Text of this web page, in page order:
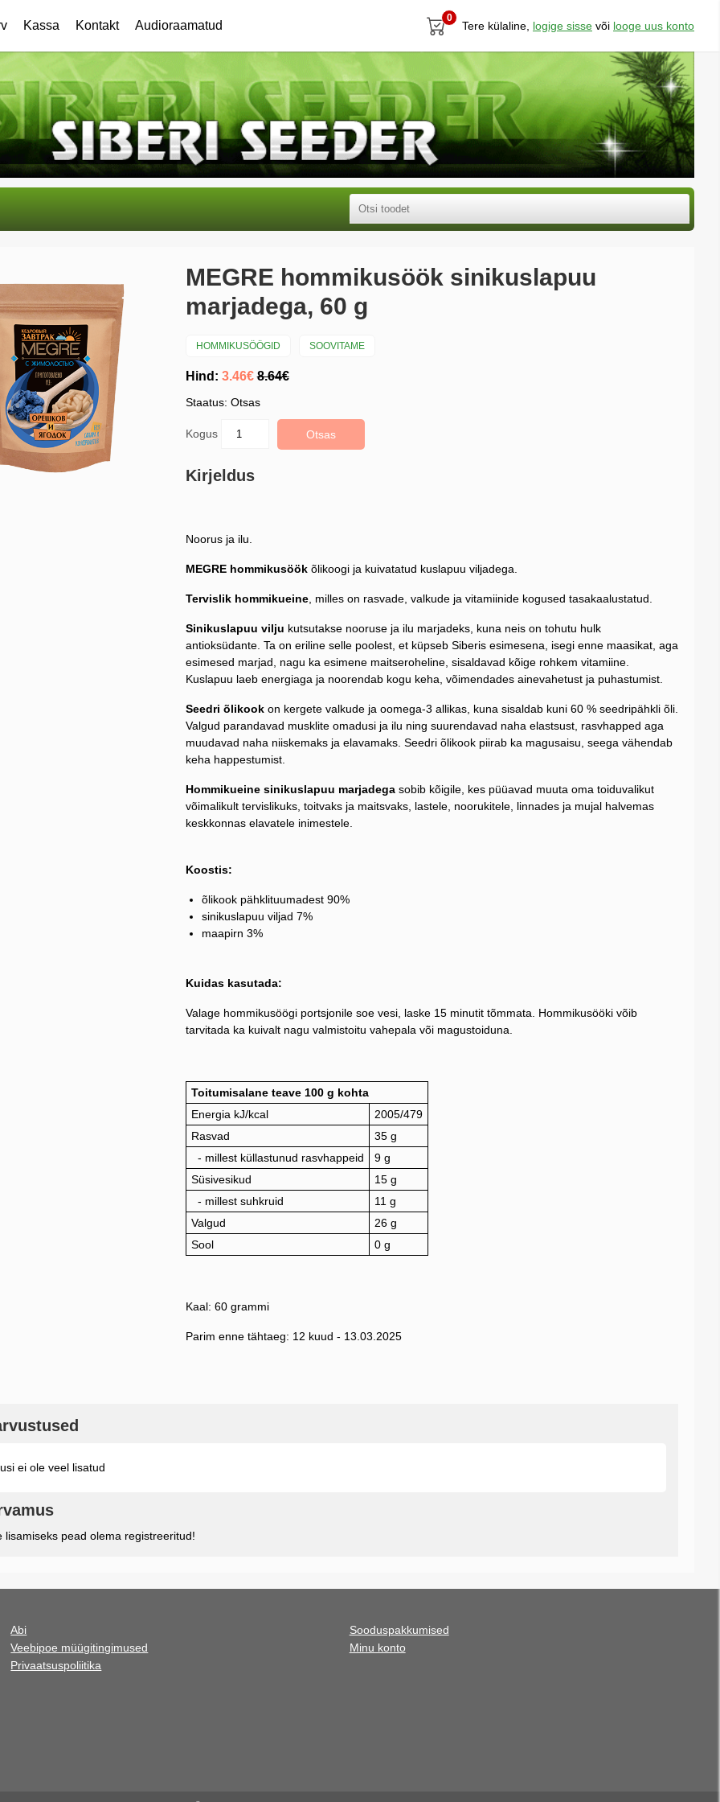
Kassa Kontakt Audioraamatud
0
Tere külaline, logige sisse või looge uus konto
MEGRE hommikusöök sinikuslapuu
marjadega, 60 g
HOMMIKUSÖÖGID SOOVITAME
Hind: 3.46€ 8.64€
Staatus: Otsas
Kogus Otsas
Kirjeldus
Noorus ja ilu.
MEGRE hommikusöökõlikoogi ja kuivatatud kuslapuu viljadega.
Tervislik hommikueine, milles on rasvade, valkude ja vitamiinide kogused tasakaalustatud.
Sinikuslapuu vilju kutsutakse nooruse ja ilu marjadeks, kuna neis on tohutu hulk
antioksüdante. Ta on eriline selle poolest, et küpseb Siberis esimesena, isegi enne maasikat, aga
esimesed marjad, nagu ka esimene maitseroheline, sisaldavad kõige rohkem vitamiine.
Kuslapuu laeb energiaga ja noorendab kogu keha, võimendades ainevahetust ja puhastumist.
Seedri õlikookon kergete valkude ja oomega-3 allikas, kuna sisaldab kuni 60 % seedripähkli õli.
Valgud parandavad musklite omadusi ja ilu ning suurendavad naha elastsust, rasvhapped aga
muudavad naha niiskemaks ja elavamaks. Seedri õlikook piirab ka magusaisu, seega vähendab
keha happestumist.
Hommikueine sinikuslapuu marjadegasobib kõigile, kes püüavad muuta oma toiduvalikut
võimalikult tervislikuks, toitvaks ja maitsvaks, lastele, noorukitele, linnades ja mujal halvemas
keskkonnas elavatele inimestele.
Koostis:
õlikook pähklituumadest 90%
sinikuslapuu viljad 7%
maapirn 3%
Kuidas kasutada:
Valage hommikusöögi portsjonile soe vesi, laske 15 minutit tõmmata. Hommikusööki võib
tarvitada ka kuivalt nagu valmistoitu vahepala või magustoiduna.
Toitumisalane teave 100 g kohta
Energia kJ/kcal
2005/479
Rasvad
35 g
- millest küllastunud rasvhappeid
9 g
Süsivesikud
15 g
- millest suhkruid
11 g
Valgud
26 g
Sool
0 g
Kaal: 60 grammi
Parim enne tähtaeg: 12 kuud - 13.03.2025
ei ole veel lisatud
lisamiseks pead olema registreeritud!
Abi
Veebipoe müügitingimused
Privaatsuspoliitika
Sooduspakkumised
Minu konto